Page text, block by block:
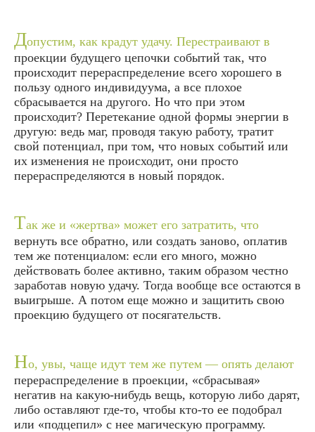
Допустим, как крадут удачу. Перестраивают в
проекции будущего цепочки событий так, что
происходит перераспределение всего хорошего в
пользу одного индивидуума, а все плохое
сбрасывается на другого. Но что при этом
происходит? Перетекание одной формы энергии в
другую: ведь маг, проводя такую работу, тратит
свой потенциал, при том, что новых событий или
их изменения не происходит, они просто
перераспределяются в новый порядок.
Так же и «жертва» может его затратить, что
вернуть все обратно, или создать заново, оплатив
тем же потенциалом: если его много, можно
действовать более активно, таким образом честно
заработав новую удачу. Тогда вообще все остаются в
выигрыше. А потом еще можно и защитить свою
проекцию будущего от посягательств.
Но, увы, чаще идут тем же путем — опять делают
перераспределение в проекции, «сбрасывая»
негатив на какую-нибудь вещь, которую либо дарят,
либо оставляют где-то, чтобы кто-то ее подобрал
или «подцепил» с нее магическую программу.